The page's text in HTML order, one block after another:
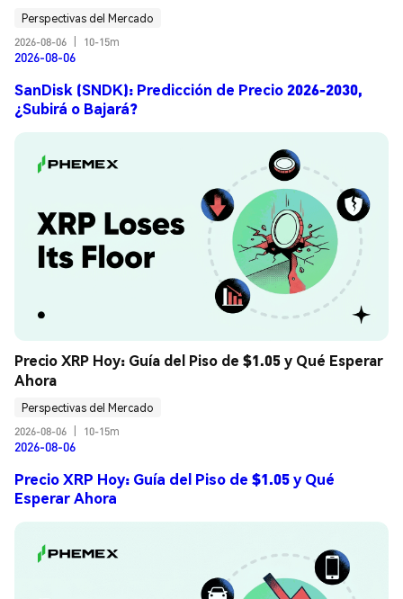
Perspectivas del Mercado
2026-08-06
10-15m
2026-08-06
SanDisk (SNDK): Predicción de Precio 2026-2030,
¿Subirá o Bajará?
Precio XRP Hoy: Guía del Piso de $1.05 y Qué Esperar
Ahora
Perspectivas del Mercado
2026-08-06
10-15m
2026-08-06
Precio XRP Hoy: Guía del Piso de $1.05 y Qué
Esperar Ahora